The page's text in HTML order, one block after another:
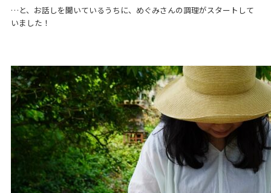
…と、お話しを聞いているうちに、めぐみさんの調理がスタートして
いました！